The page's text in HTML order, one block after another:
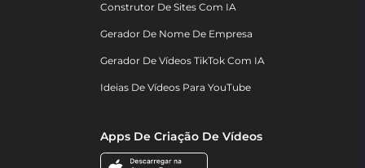
Construtor De Sites Com IA
Gerador De Nome De Empresa
Gerador De Vídeos TikTok Com IA
Ideias De Vídeos Para YouTube
Apps De Criação De Vídeos